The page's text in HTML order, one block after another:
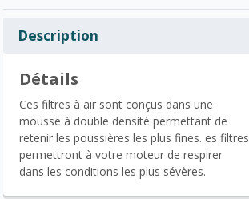
Description
Détails
Ces filtres à air sont conçus dans une
mousse à double densité permettant de
retenir les poussières les plus fines. es filtres
permettront à votre moteur de respirer
dans les conditions les plus sévères.